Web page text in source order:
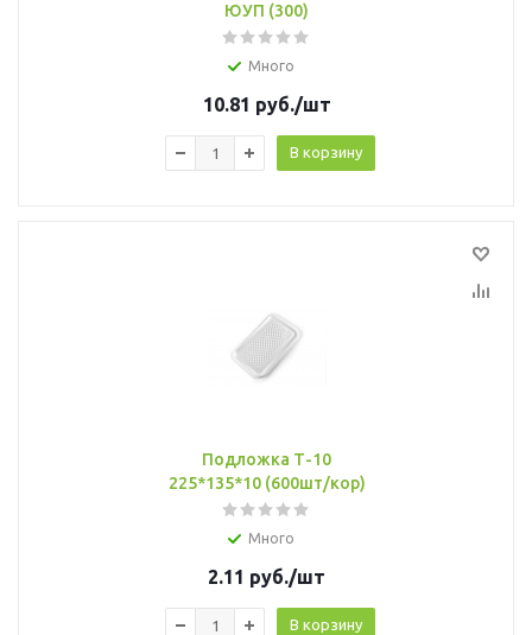
ЮУП (300)
Много
10.81 руб./шт
В корзину
Подложка Т-10
225*135*10 (600шт/кор)
Много
2.11 руб./шт
В корзину